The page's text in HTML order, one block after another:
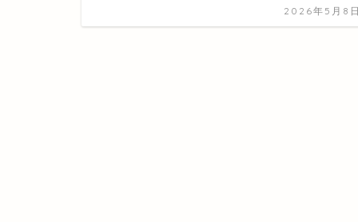
2026年5月8